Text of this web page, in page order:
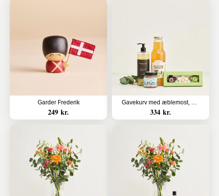
Garder Frederik
249 kr.
Gavekurv med æblemost, body wash, bolcher og marcipanblomster
334 kr.